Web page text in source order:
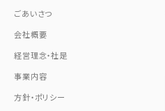
ごあいさつ
会社概要
経営理念・社是
事業内容
方針・ポリシー